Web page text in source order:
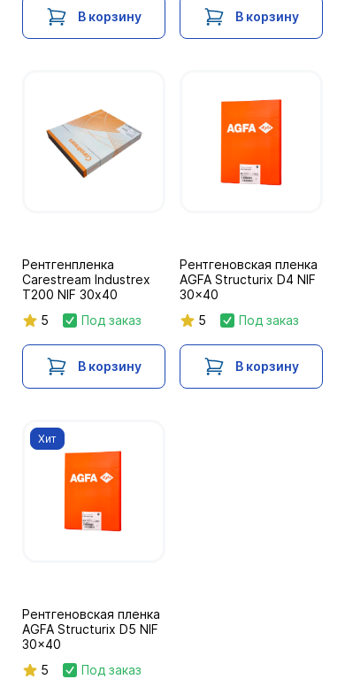
В корзину В корзину
Рентгенпленка
Carestream Industrex
T200 NIF 30х40
5
Под заказ
В корзину
Рентгеновская пленка
AGFA Structurix D4 NIF
30x40
5
Под заказ
В корзину
Хит
Рентгеновская пленка
AGFA Structurix D5 NIF
30x40
5
Под заказ